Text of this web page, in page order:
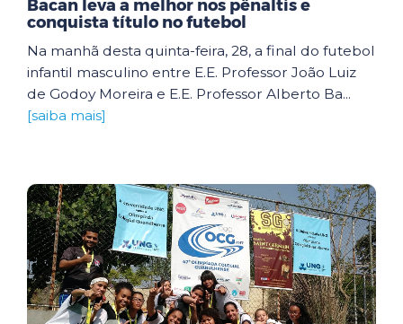
Bacan leva a melhor nos pênaltis e
conquista título no futebol
Na manhã desta quinta-feira, 28, a final do futebol
infantil masculino entre E.E. Professor João Luiz
de Godoy Moreira e E.E. Professor Alberto Ba...
[saiba mais]